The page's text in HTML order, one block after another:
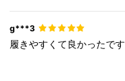
g***3
履きやすくて良かったです